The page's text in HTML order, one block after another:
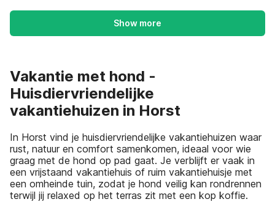
Show more
Vakantie met hond -
Huisdiervriendelijke
vakantiehuizen in Horst
In Horst vind je huisdiervriendelijke vakantiehuizen waar
rust, natuur en comfort samenkomen, ideaal voor wie
graag met de hond op pad gaat. Je verblijft er vaak in
een vrijstaand vakantiehuis of ruim vakantiehuisje met
een omheinde tuin, zodat je hond veilig kan rondrennen
terwijl jij relaxed op het terras zit met een kop koffie.